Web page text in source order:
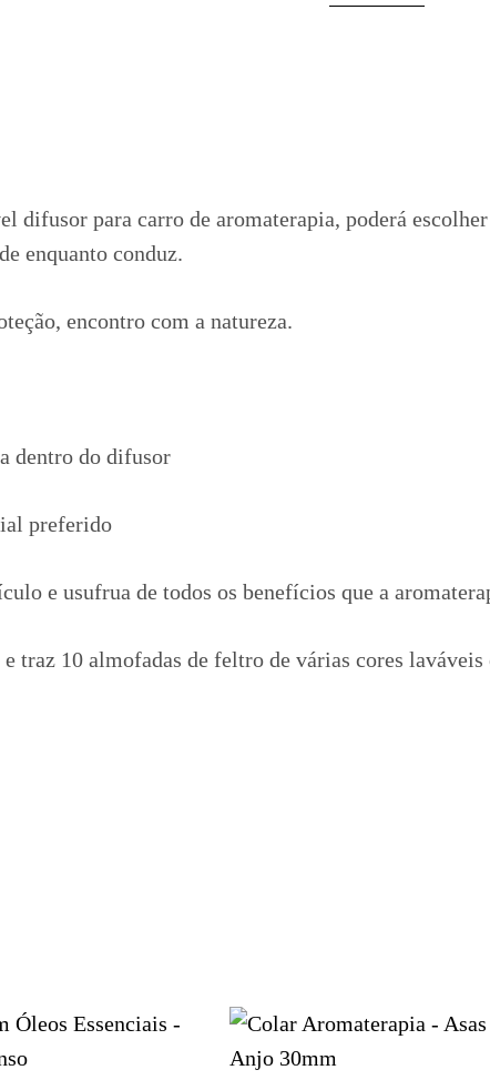
para carro de aromaterapia, poderá
enquanto conduz.
encontro com a natureza.
dentro do difusor
preferido
e usufrua de todos os benefícios que a
traz 10 almofadas de feltro de várias cores